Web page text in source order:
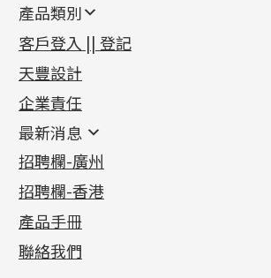
產品類別
新產品
足金系列
足金配件
機織鏈系列
珠仔鏈
镶口链
管狀網鏈
十字車花鏈系列
十字閃O鏈系列
十字錘打鏈系列
側身車花鏈系列
側身鏈系列
首飾配件
耳環類配件
卷迫系列
螺絲迫系列
梅花迫系列
平臺迫系列
綫拍系列
美拍系列
鏈類配件
動感車花吊墜
調節珠系列
生圈扣系列
龍蝦扣系列
鴨俐制系列
其他類配件
珠盤系列
袖口鈕系列
焊片及鐳射綫
空心車花管
珠類配件
無孔光身珠
空心光身珠
無孔批花珠
鑲口類
四爪頭系列
六爪頭系列
車花片
動感車花片
鑲口戒指
鑲口手鏈系列
首飾系列
手镯系列
戒指系列
空心耳環
空心车花管首饰链
空心手鐲系列
貴金屬原料
千足金
記憶金屬系列
記憶戒指
拉簧珠珠手鏈
記憶鈦手鐲
客戶登入 || 登記
天豐設計
企業責任
最新消息
最新消息
各項證書(2)
相片集(9)
展覽會資訊
最新產品資訊
招聘欄-廣州
招聘欄-香港
產品手冊
聯絡我們